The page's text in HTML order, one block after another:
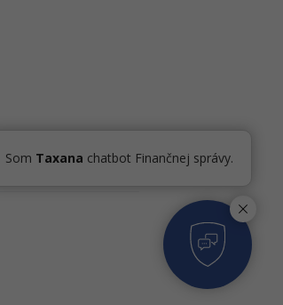
Som Taxana chatbot Finančnej správy.